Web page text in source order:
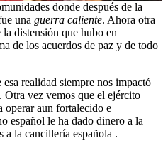
donde después de la
una guerra caliente. Ahora otra
distensión que hubo en
de los acuerdos de paz y de todo
realidad siempre nos impactó
Otra vez vemos que el ejército
operar aun fortalecido e
español le ha dado dinero a la
la cancillería española .